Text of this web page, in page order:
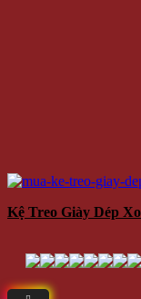
Kệ Treo Giày Dép